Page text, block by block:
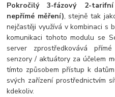
Pokročilý 3-fázový 2-
nepřímé měření), stejně tak
nejčastěji využívá v kombinaci s
komunikaci tohoto modulu se
server zprostředkovává
senzory / aktuátory za účelem
tímto způsobem přístup k
svých zařízení prostřednictvím
kdekoliv.